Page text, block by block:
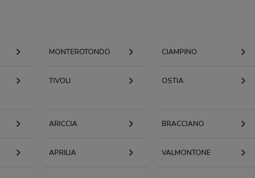
MONTEROTONDO CIAMPINO
TIVOLI OSTIA
ARICCIA BRACCIANO
APRILIA VALMONTONE